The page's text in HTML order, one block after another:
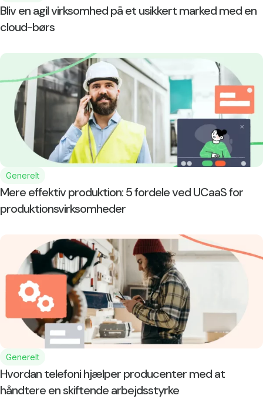
Bliv en agil virksomhed på et usikkert marked med en
cloud-børs
Generelt
Mere effektiv produktion: 5 fordele ved UCaaS for
produktionsvirksomheder
Generelt
Hvordan telefoni hjælper producenter med at
håndtere en skiftende arbejdsstyrke